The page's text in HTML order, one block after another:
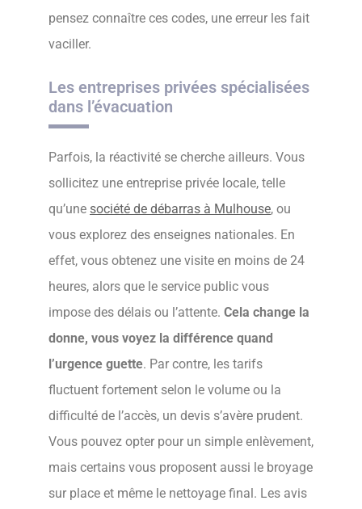
pensez connaître ces codes, une erreur les fait
vaciller.
Les entreprises privées spécialisées
dans l’évacuation
Parfois, la réactivité se cherche ailleurs. Vous
sollicitez une entreprise privée locale, telle
qu’une société de débarras à Mulhouse, ou
vous explorez des enseignes nationales. En
effet, vous obtenez une visite en moins de 24
heures, alors que le service public vous
impose des délais ou l’attente. Cela change la
donne, vous voyez la différence quand
l’urgence guette. Par contre, les tarifs
fluctuent fortement selon le volume ou la
difficulté de l’accès, un devis s’avère prudent.
Vous pouvez opter pour un simple enlèvement,
mais certains vous proposent aussi le broyage
sur place et même le nettoyage final. Les avis